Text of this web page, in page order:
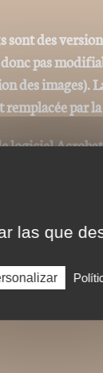
sont des
pas
des images).
remplacée par
logiciel
las que